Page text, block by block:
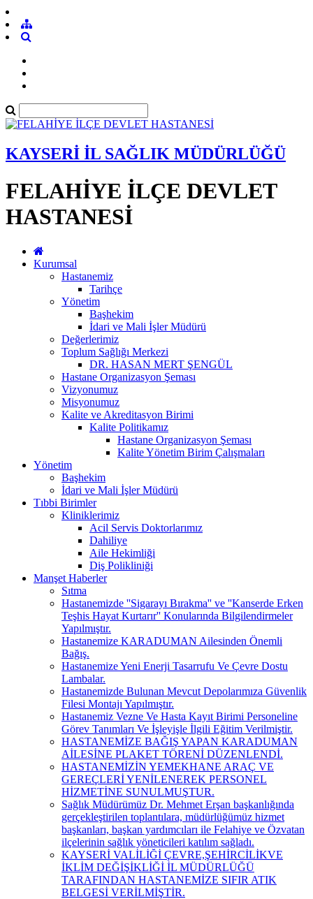
KAYSERİ İL SAĞLIK MÜDÜRLÜĞÜ
FELAHİYE İLÇE DEVLET
HASTANESİ
Kurumsal
Hastanemiz
Tarihçe
Yönetim
Başhekim
İdari ve Mali İşler Müdürü
Değerlerimiz
Toplum Sağlığı Merkezi
DR. HASAN MERT ŞENGÜL
Hastane Organizasyon Şeması
Vizyonumuz
Misyonumuz
Kalite ve Akreditasyon Birimi
Kalite Politikamız
Hastane Organizasyon Şeması
Kalite Yönetim Birim Çalışmaları
Yönetim
Başhekim
İdari ve Mali İşler Müdürü
Tıbbi Birimler
Kliniklerimiz
Acil Servis Doktorlarımız
Dahiliye
Aile Hekimliği
Diş Polikliniği
Manşet Haberler
Sıtma
Hastanemizde ''Sigarayı Bırakma'' ve ''Kanserde Erken
Teşhis Hayat Kurtarır'' Konularında Bilgilendirmeler
Yapılmıştır.
Hastanemize KARADUMAN Ailesinden Önemli
Bağış.
Hastanemize Yeni Enerji Tasarrufu Ve Çevre Dostu
Lambalar.
Hastanemizde Bulunan Mevcut Depolarımıza Güvenlik
Filesi Montajı Yapılmıştır.
Hastanemiz Vezne Ve Hasta Kayıt Birimi Personeline
Görev Tanımları Ve İşleyişle İlgili Eğitim Verilmiştir.
HASTANEMİZE BAĞIŞ YAPAN KARADUMAN
AİLESİNE PLAKET TÖRENİ DÜZENLENDİ.
HASTANEMİZİN YEMEKHANE ARAÇ VE
GEREÇLERİ YENİLENEREK PERSONEL
HİZMETİNE SUNULMUŞTUR.
Sağlık Müdürümüz Dr. Mehmet Erşan başkanlığında
gerçekleştirilen toplantılara, müdürlüğümüz hizmet
başkanları, başkan yardımcıları ile Felahiye ve Özvatan
ilçelerinin sağlık yöneticileri katılım sağladı.
KAYSERİ VALİLİĞİ ÇEVRE,ŞEHİRCİLİKVE
İKLİM DEĞİŞİKLİĞİ İL MÜDÜRLÜĞÜ
TARAFINDAN HASTANEMİZE SIFIR ATIK
BELGESİ VERİLMİŞTİR.